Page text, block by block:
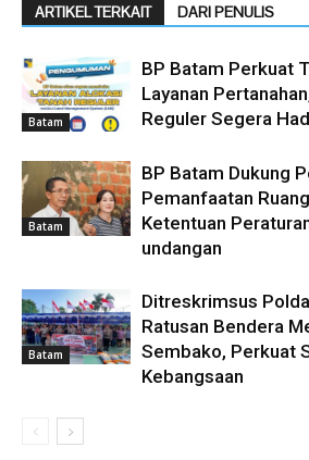
ARTIKEL TERKAIT DARI PENULIS
Batam
BP Batam Perkuat
Layanan
Reguler Segera
Batam
BP Batam Dukung
Pemanfaatan
Ketentuan
undangan
Batam
Ditreskrimsus
Ratusan Bendera
Sembako, Perkuat
Kebangsaan